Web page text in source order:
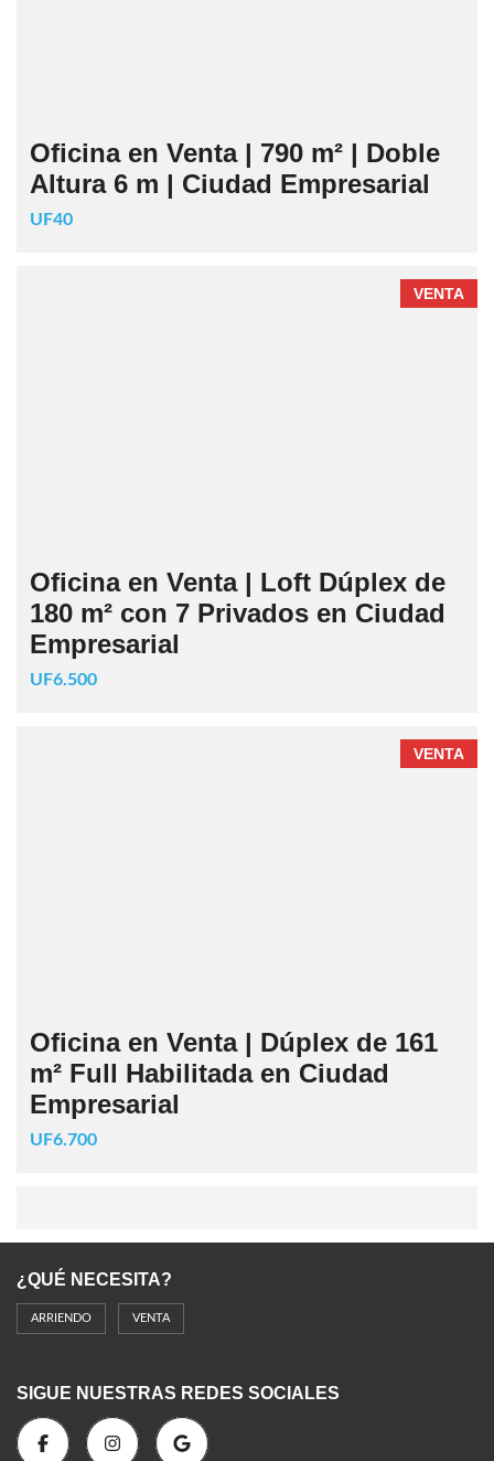
Oficina en Venta | 790 m² | Doble
Altura 6 m | Ciudad Empresarial
UF40
VENTA
Oficina en Venta | Loft Dúplex de
180 m² con 7 Privados en Ciudad
Empresarial
UF6.500
VENTA
Oficina en Venta | Dúplex de 161
m² Full Habilitada en Ciudad
Empresarial
UF6.700
¿QUÉ NECESITA?
ARRIENDO VENTA
SIGUE NUESTRAS REDES SOCIALES